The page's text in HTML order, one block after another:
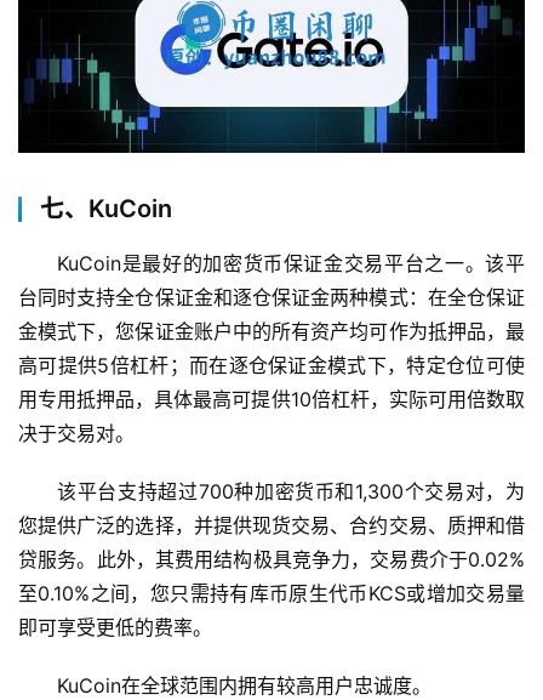
七、KuCoin
KuCoin是最好的加密货币保证金交易平台之一。该平
台同时支持全仓保证金和逐仓保证金两种模式：在全仓保证
金模式下，您保证金账户中的所有资产均可作为抵押品，最
高可提供5倍杠杆；而在逐仓保证金模式下，特定仓位可使
用专用抵押品，具体最高可提供10倍杠杆，实际可用倍数取
决于交易对。
该平台支持超过700种加密货币和1,300个交易对，为
您提供广泛的选择，并提供现货交易、合约交易、质押和借
贷服务。此外，其费用结构极具竞争力，交易费介于0.02%
至0.10%之间，您只需持有库币原生代币KCS或增加交易量
即可享受更低的费率。
KuCoin在全球范围内拥有较高用户忠诚度。